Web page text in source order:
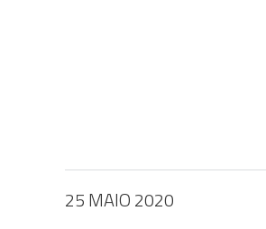
25 MAIO 2020